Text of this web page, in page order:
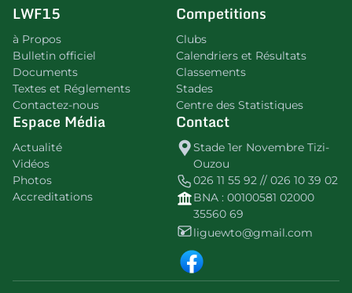
LWF15
à Propos
Bulletin officiel
Documents
Textes et Réglements
Contactez-nous
Competitions
Clubs
Calendriers et Résultats
Classements
Stades
Centre des Statistiques
Espace Média
Actualité
Vidéos
Photos
Accreditations
Contact
Stade 1er Novembre Tizi-
Ouzou
026 11 55 92 // 026 10 39 02
BNA : 00100581 02000
35560 69
liguewto@gmail.com